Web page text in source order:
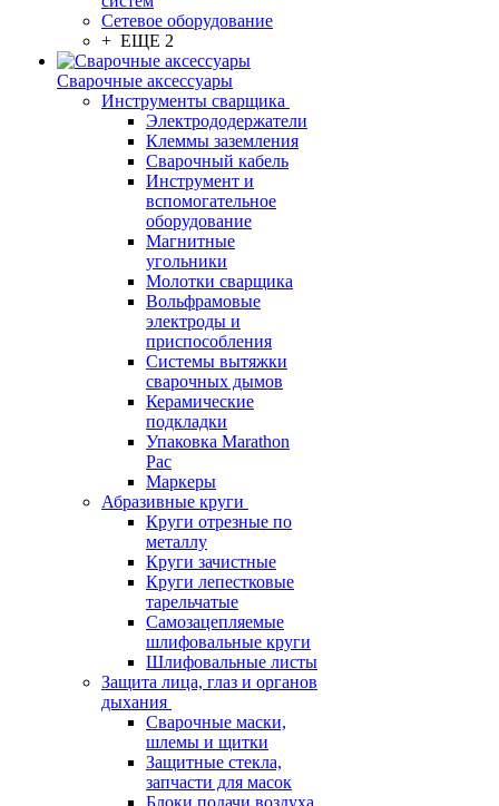
Сетевое оборудование
+ ЕЩЕ 2
Сварочные аксессуары
Инструменты сварщика
Электрододержатели
Клеммы заземления
Сварочный кабель
Инструмент и
вспомогательное
оборудование
Магнитные
угольники
Молотки сварщика
Вольфрамовые
электроды и
приспособления
Системы вытяжки
сварочных дымов
Керамические
подкладки
Упаковка Marathon
Pac
Маркеры
Абразивные круги
Круги отрезные по
металлу
Круги зачистные
Круги лепестковые
тарельчатые
Самозацепляемые
шлифовальные круги
Шлифовальные листы
Защита лица, глаз и органов
дыхания
Сварочные маски,
шлемы и щитки
Защитные стекла,
запчасти для масок
Блоки подачи воздуха